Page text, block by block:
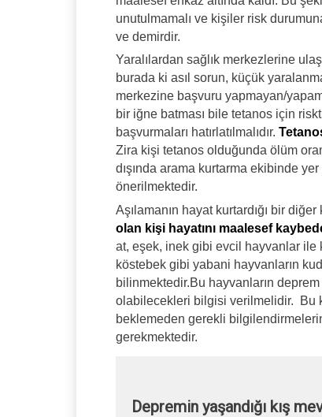
unutulmamalı ve kişiler risk
ve demirdir.
Yaralılardan sağlık merkezlerine
burada ki asıl sorun, küçük
merkezine başvuru yapmayan/
bir iğne batması bile tetanos için
başvurmaları hatırlatılmalıdır.
Zira kişi tetanos olduğunda ölüm
dışında arama kurtarma ekibinde
önerilmektedir.
Aşılamanın hayat kurtardığı bir
olan kişi hayatını maalesef
at, eşek, inek gibi evcil hayvanlar ile
köstebek gibi yabani hayvanların
bilinmektedir.Bu hayvanların
olabilecekleri bilgisi verilmelidir. Bu
beklemeden gerekli
gerekmektedir.
Depremin yaşandığı kış